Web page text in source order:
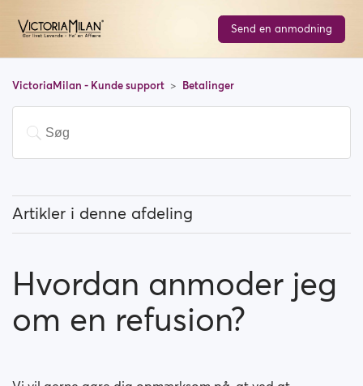
Send en anmodning
VictoriaMilan - Kunde support Betalinger
Artikler i denne afdeling
Hvordan kan jeg opgradere mit medlemskab?
Hvilke betalings muligheder kan jeg bruge?
Milan?
Hvordan anmoder jeg
om en refusion?